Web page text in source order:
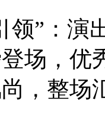
”：演
场，优
，整场